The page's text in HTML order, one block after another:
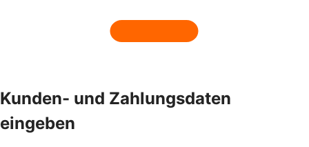
Kunden- und Zahlungsdaten
eingeben